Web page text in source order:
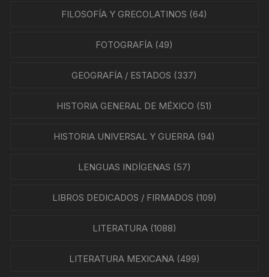
FILOSOFÍA Y GRECOLATINOS (64)
FOTOGRAFÍA (49)
GEOGRAFÍA / ESTADOS (337)
HISTORIA GENERAL DE MÉXICO (51)
HISTORIA UNIVERSAL Y GUERRA (94)
LENGUAS INDÍGENAS (57)
LIBROS DEDICADOS / FIRMADOS (109)
LITERATURA(1088)
LITERATURA MEXICANA(499)